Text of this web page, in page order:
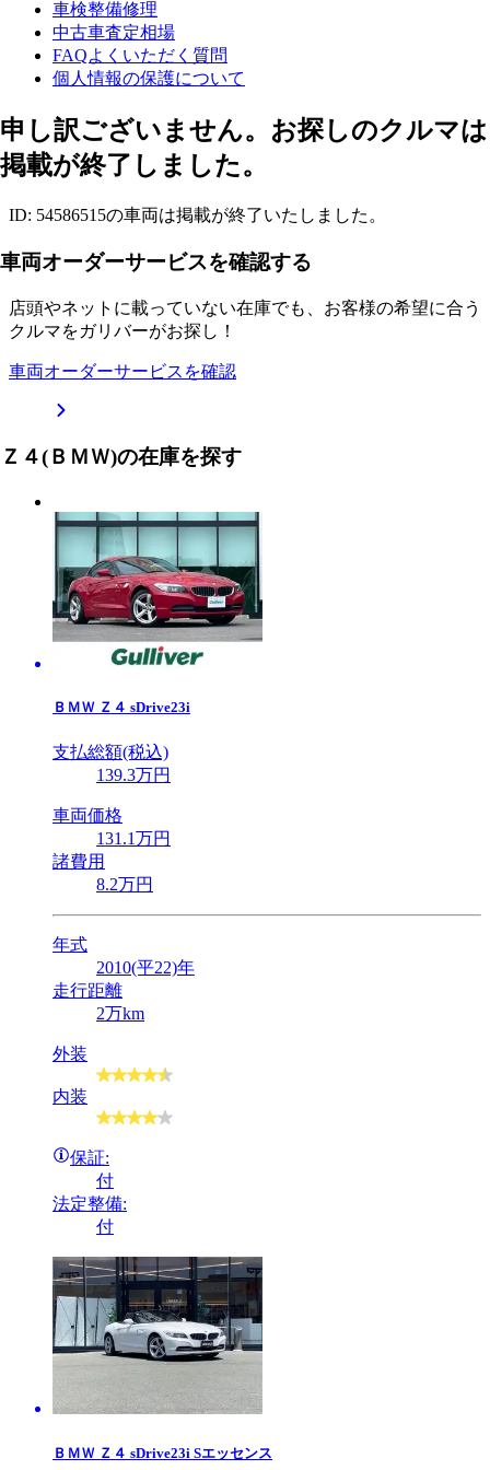
車検整備修理
中古車査定相場
FAQよくいただく質問
個人情報の保護について
申し訳ございません。お探しのクルマは
掲載が終了しました。
ID: 54586515の車両は掲載が終了いたしました。
車両オーダーサービスを確認する
店頭やネットに載っていない在庫でも、お客様の希望に合う
クルマをガリバーがお探し！
車両オーダーサービスを確認
Ｚ４(ＢＭＷ)の在庫を探す
ＢＭＷ Ｚ４ sDrive23i
支払総額(税込)
139.3万円
車両価格
131.1万円
諸費用
8.2万円
年式
2010(平22)年
走行距離
2万km
外装
内装
保証:
付
法定整備:
付
ＢＭＷ Ｚ４ sDrive23i Sエッセンス